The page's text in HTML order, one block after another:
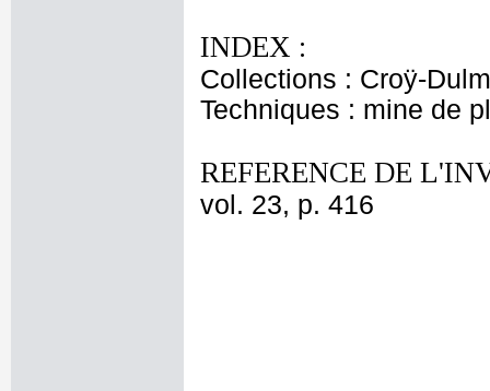
INDEX :
Collections : Croÿ-
Techniques : mine de
REFERENCE DE
vol. 23, p. 416